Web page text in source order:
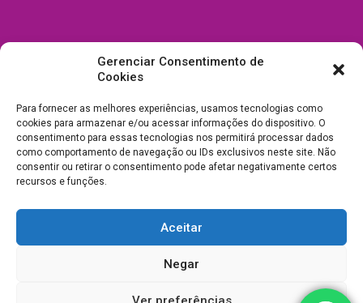
Gerenciar Consentimento de
Cookies
Para fornecer as melhores experiências, usamos tecnologias como
cookies para armazenar e/ou acessar informações do dispositivo. O
consentimento para essas tecnologias nos permitirá processar dados
como comportamento de navegação ou IDs exclusivos neste site. Não
consentir ou retirar o consentimento pode afetar negativamente certos
recursos e funções.
Aceitar
Negar
03.238.240/0001-39 -Desenvolvimento e Suporte